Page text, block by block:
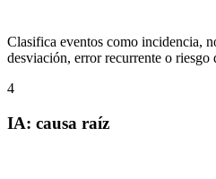
Clasifica eventos como incidencia,
desviación, error recurrente o riesgo
4
IA: causa raíz